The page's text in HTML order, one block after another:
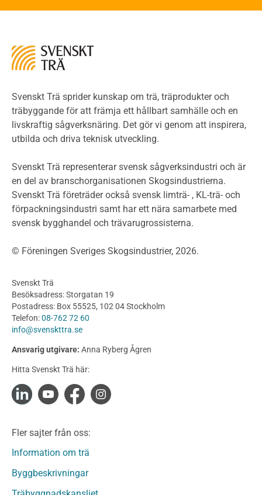
Miljöeffekter
LCA
Miljödeklarationer och märkning
Termer och förkortningar
Planering
Klimatkalkylator hallar
Projektering av trähus - generellt
Byggsystem
Fasadsystem i skivmaterial
Bullerskärmar och andra utomhuskonstruktioner
Byggnation och utförande
Utförande
Produkter
Konstruktionsvirke
Konstruktionsvirke Behandlat
Konstruktionsvirke Fingerskarvat
Konstruktionsvirke Fingerskarvat Obehandlat
Limträ
Fanerträ
Fanerträ Obehandlat
Träpanel och Utvändig beklädnad Behandlat
Svenskt Trä sprider kunskap om trä, träprodukter och
träbyggande för att främja ett hållbart samhälle och en
livskraftig sågverksnäring. Det gör vi genom att inspirera,
utbilda och driva teknisk utveckling.
Svenskt Trä representerar svensk sågverksindustri och är
en del av branschorganisationen Skogsindustrierna.
Svenskt Trä företräder också svensk limträ- , KL-trä- och
förpackningsindustri samt har ett nära samarbete med
svensk bygghandel och trävarugrossisterna.
© Föreningen Sveriges Skogsindustrier, 2026.
Svenskt Trä
Besöksadress: Storgatan 19
Postadress: Box 55525, 102 04 Stockholm
Telefon:08-762 72 60
info@svenskttra.se
Ansvarig utgivare: Anna Ryberg Ågren
Hitta Svenskt Trä här:
Fler sajter från oss:
Information om trä
Byggbeskrivningar